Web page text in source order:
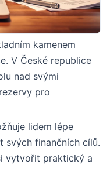
kamenem
V České republice
nad svými
pro
lidem lépe
svých finančních cílů.
vytvořit praktický a